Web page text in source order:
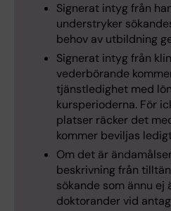
Signerat intyg från
understryker
behov av utbildning
Signerat intyg från
vederbörande
tjänstledighet med
kursperioderna. För
platser räcker det
kommer beviljas
Om det är
beskrivning från
sökande som ännu ej
doktorander vid